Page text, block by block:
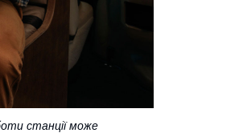
станції може